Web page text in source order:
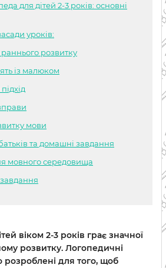
для дітей 2-3 років: основні
уроків:
розвитку
із малюком
мови
та домашні завдання
мовного середовища
віком 2-3 років грає значної
розвитку. Логопедичні
розроблені для того, щоб